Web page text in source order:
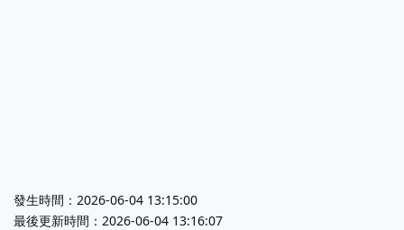
發生時間：2026-06-04 13:15:00
最後更新時間：2026-06-04 13:16:07